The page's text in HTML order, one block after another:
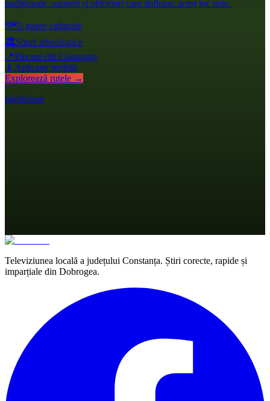
tradiționale, oameni și obiceiuri care definesc acest loc unic.
🗺️5 trasee culturale
🏛️Situri arheologice
📍Plecare din Constanța
📱 Aplicație mobilă
Explorează rutele →
publicitate
Televiziunea locală a județului Constanța. Știri corecte, rapide și
imparțiale din Dobrogea.